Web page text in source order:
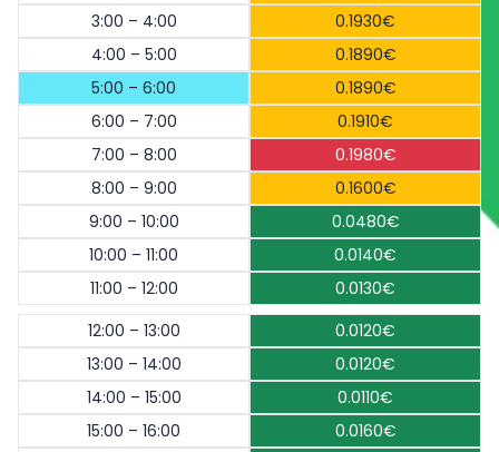
3:00 – 4:00
0.1930€
4:00 – 5:00
0.1890€
5:00 – 6:00
0.1890€
6:00 – 7:00
0.1910€
7:00 – 8:00
0.1980€
8:00 – 9:00
0.1600€
9:00 – 10:00
0.0480€
10:00 – 11:00
0.0140€
11:00 – 12:00
0.0130€
12:00 – 13:00
0.0120€
13:00 – 14:00
0.0120€
14:00 – 15:00
0.0110€
15:00 – 16:00
0.0160€